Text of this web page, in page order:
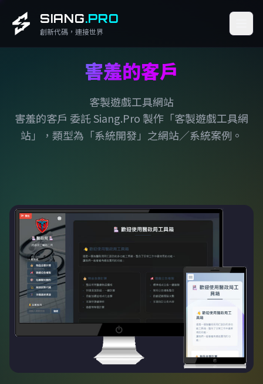
SIANG.PRO
創新代碼，連接世界
害羞的客戶
客製遊戲工具網站
害羞的客戶 委託 Siang.Pro 製作「客製遊戲工具網
站」，類型為「系統開發」之網站／系統案例。